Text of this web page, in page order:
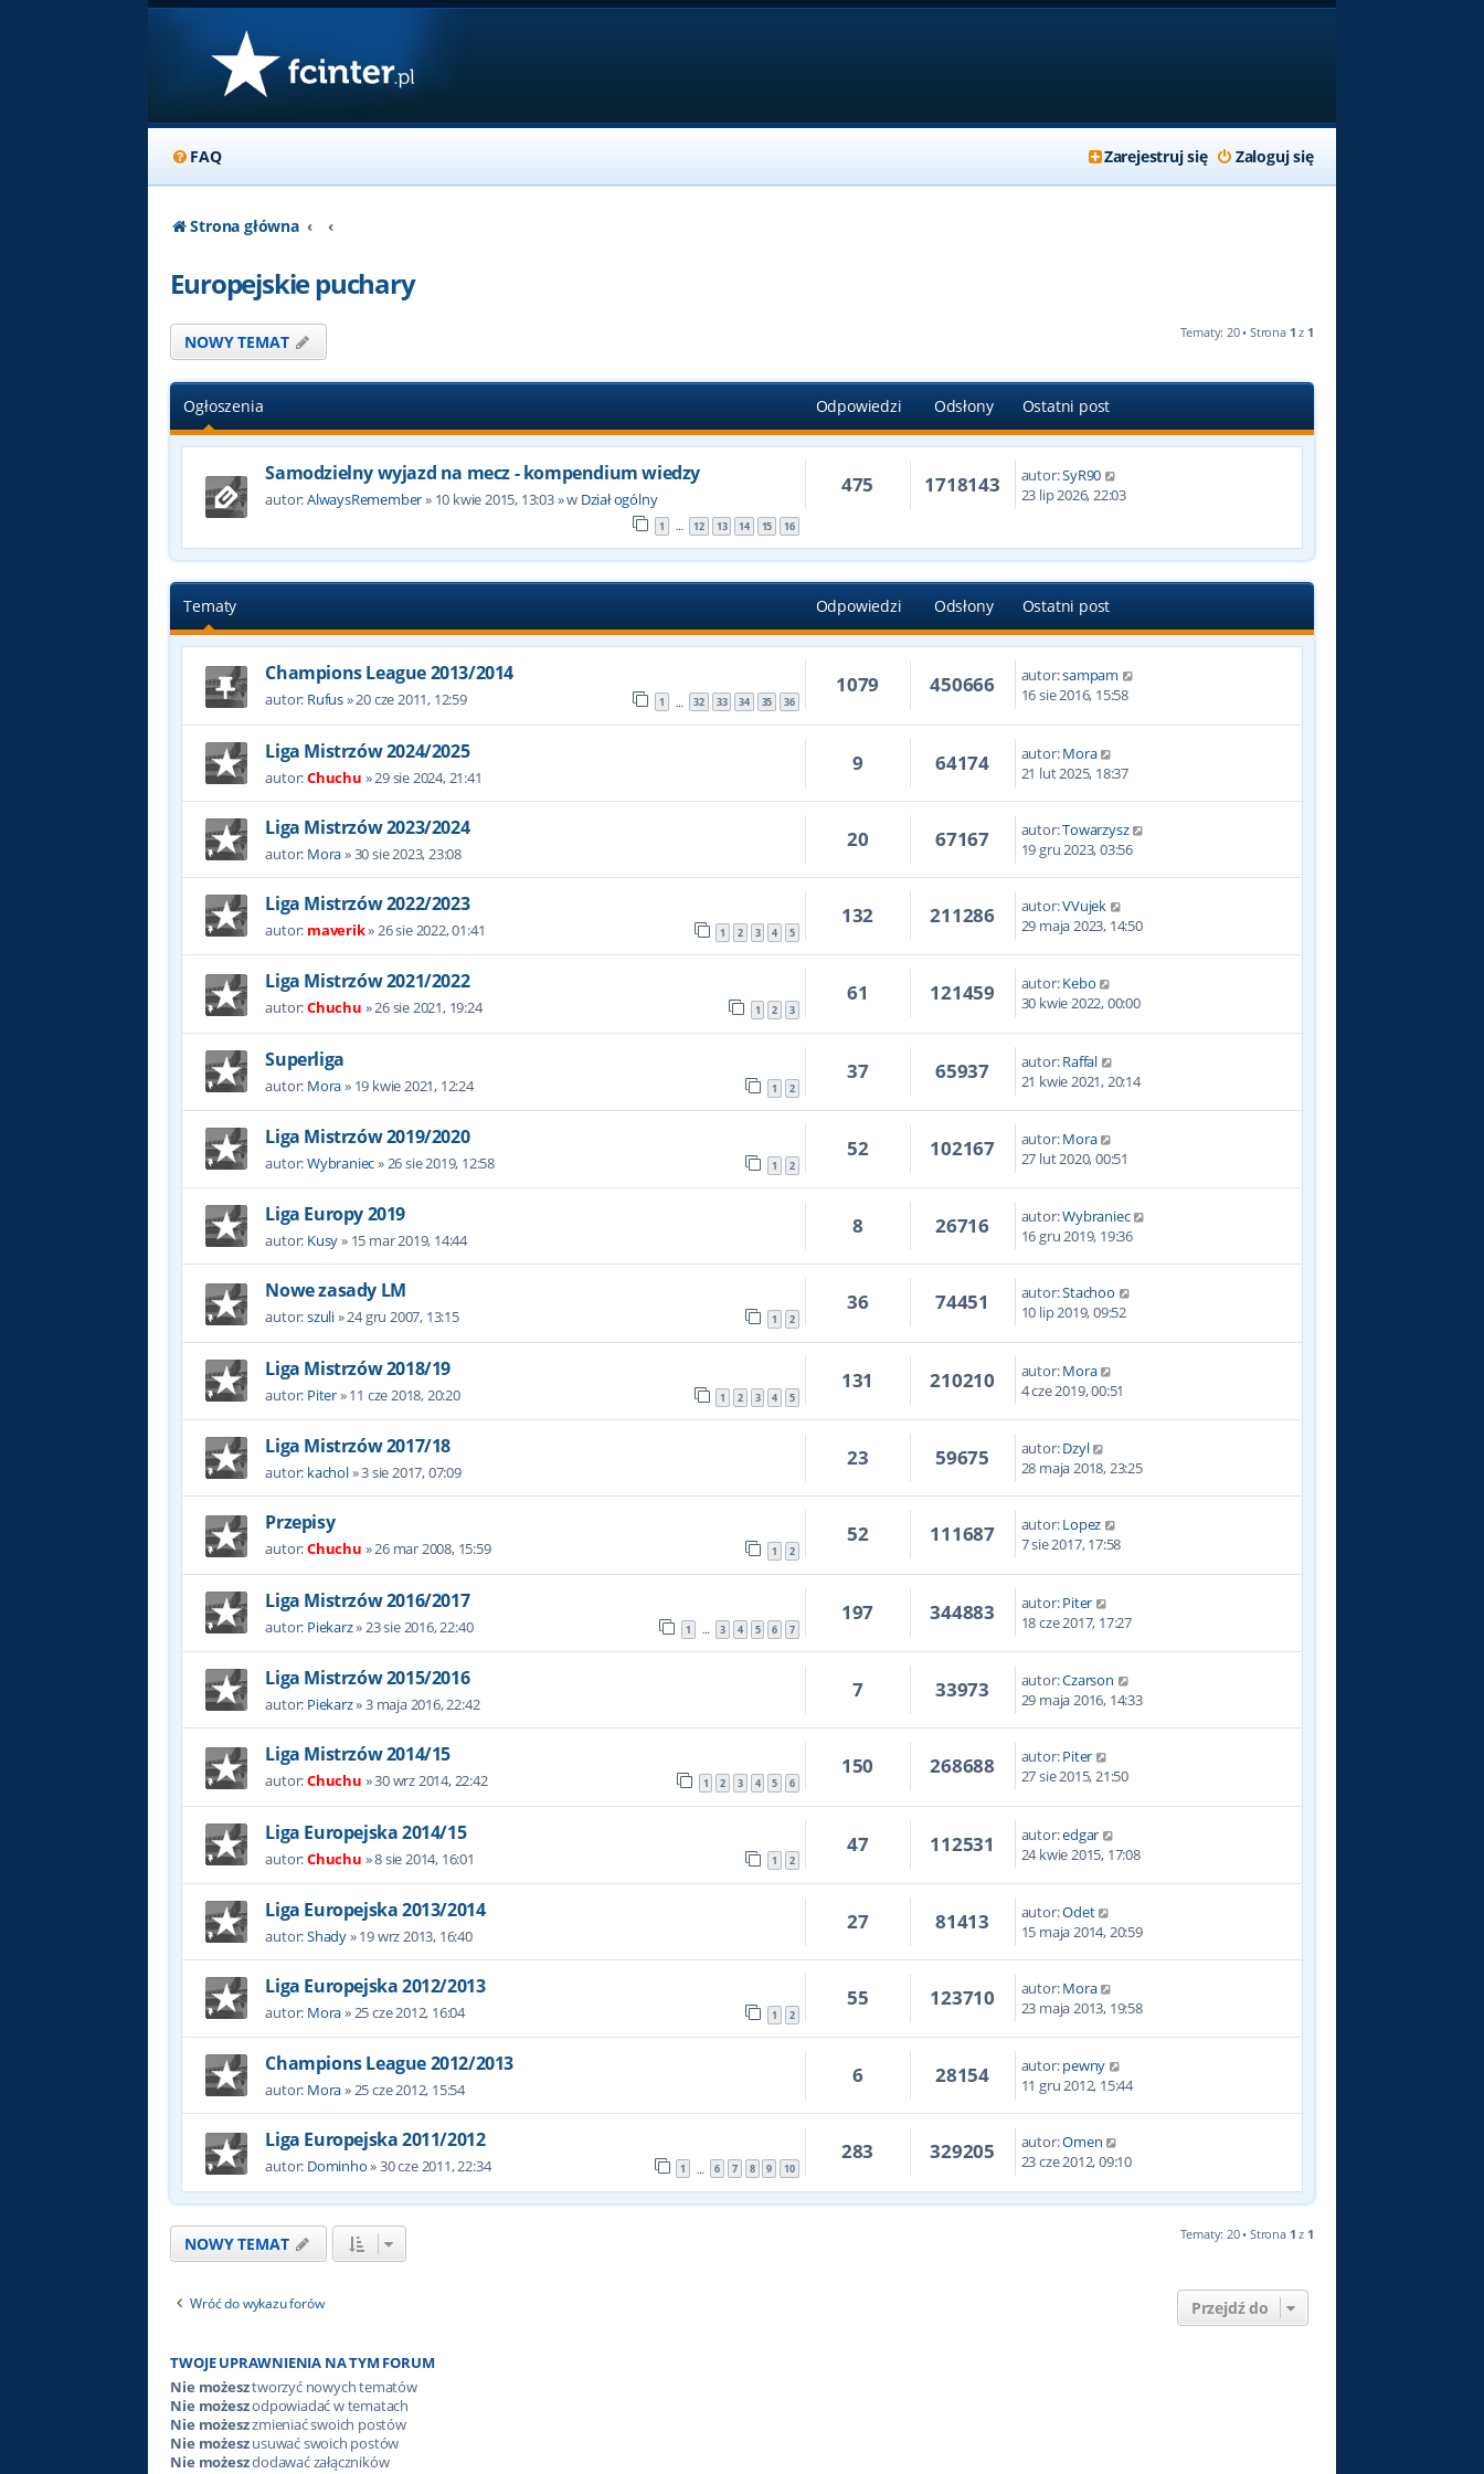
FAQ Zaloguj się
Zarejestruj się
Strona główna
Europejskie puchary
NOWY TEMAT Tematy: 20 • Strona 1 z 1
Ogłoszenia Odpowiedzi Odsłony Ostatni post
Samodzielny wyjazd na mecz - kompendium wiedzy
autor:AlwaysRemember» 10 kwie 2015, 13:03» w Dział ogólny
1 … 12 13 14 15 16
475 1718143 autor:SyR90
23 lip 2026, 22:03
Tematy Odpowiedzi Odsłony Ostatni post
Champions League 2013/2014
autor: Rufus»20 cze 2011, 12:59 1 … 32 33 34 35 36
1079 450666 autor:sampam
16 sie 2016, 15:58
Liga Mistrzów 2024/2025
autor:Chuchu »29 sie 2024, 21:41
9 64174 autor:Mora
21 lut 2025, 18:37
Liga Mistrzów 2023/2024
autor: Mora»30 sie 2023, 23:08
20 67167 autor:Towarzysz
19 gru 2023, 03:56
Liga Mistrzów 2022/2023
autor: maverik»26 sie 2022, 01:41 1 2 3 4 5
132 211286 autor:VVujek
29 maja 2023, 14:50
Liga Mistrzów 2021/2022
autor:Chuchu »26 sie 2021, 19:24 1 2 3
61 121459 autor:Kebo
30 kwie 2022, 00:00
Superliga
autor: Mora» 19 kwie 2021, 12:24 1 2
37 65937 autor:Raffal
21 kwie 2021, 20:14
Liga Mistrzów 2019/2020
autor:Wybraniec»26 sie 2019, 12:58 1 2
52 102167 autor:Mora
27 lut 2020, 00:51
Liga Europy 2019
autor: Kusy» 15 mar 2019, 14:44
8 26716 autor:Wybraniec
16 gru 2019, 19:36
Nowe zasady LM
autor:szuli»24 gru 2007, 13:15 1 2
36 74451 autor:Stachoo
10 lip 2019, 09:52
Liga Mistrzów 2018/19
autor: Piter»11 cze 2018, 20:20 1 2 3 4 5
131 210210 autor:Mora
4 cze 2019, 00:51
Liga Mistrzów 2017/18
autor: kachol»3 sie 2017, 07:09
23 59675 autor:Dzyl
28 maja 2018, 23:25
Przepisy
autor:Chuchu »26 mar 2008, 15:59 1 2
52 111687 autor:Lopez
7 sie 2017, 17:58
Liga Mistrzów 2016/2017
autor: Piekarz»23 sie 2016, 22:40 1 … 3 4 5 6 7
197 344883 autor:Piter
18 cze 2017, 17:27
Liga Mistrzów 2015/2016
autor: Piekarz»3 maja 2016, 22:42
7 33973 autor:Czarson
29 maja 2016, 14:33
Liga Mistrzów 2014/15
autor:Chuchu »30 wrz 2014, 22:42 1 2 3 4 5 6
150 268688 autor:Piter
27 sie 2015, 21:50
Liga Europejska 2014/15
autor:Chuchu »8 sie 2014, 16:01 1 2
47 112531 autor:edgar
24 kwie 2015, 17:08
Liga Europejska 2013/2014
autor:Shady»19 wrz 2013, 16:40
27 81413 autor:Odet
15 maja 2014, 20:59
Liga Europejska 2012/2013
autor: Mora»25 cze 2012, 16:04 1 2
55 123710 autor:Mora
23 maja 2013, 19:58
Champions League 2012/2013
autor: Mora»25 cze 2012, 15:54
6 28154 autor:pewny
11 gru 2012, 15:44
Liga Europejska 2011/2012
autor: Dominho»30 cze 2011, 22:34 1 … 6 7 8 9 10
283 329205 autor:Omen
23 cze 2012, 09:10
NOWY TEMAT Tematy: 20 • Strona 1 z 1
Wróć do wykazu forów Przejdź do
TWOJE UPRAWNIENIA NA TYM FORUM
Nie możesztworzyć nowych tematów
Nie możeszodpowiadać w tematach
Nie możeszzmieniać swoich postów
Nie możeszusuwać swoich postów
Nie możeszdodawać załączników